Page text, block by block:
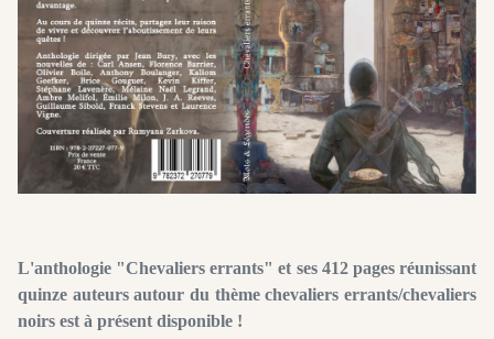
L'anthologie "Chevalierserrants" et ses 412 pages réunissant
quinze auteurs autour du thème chevaliers errants/chevaliers
noirs est à présent disponible !